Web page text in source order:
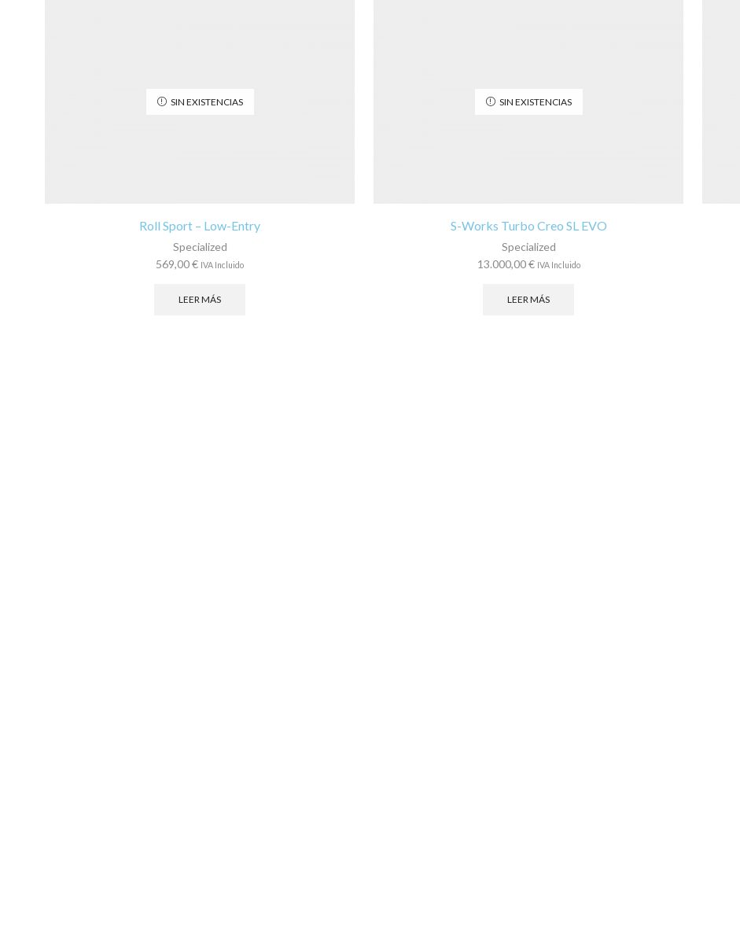
SIN EXISTENCIAS
Roll Sport – Low-Entry
Specialized
569,00€ IVA Incluido
LEER MÁS
SIN EXISTENCIAS
S-Works Turbo Creo SL EVO
Specialized
13.000,00€ IVA Incluido
LEER MÁS